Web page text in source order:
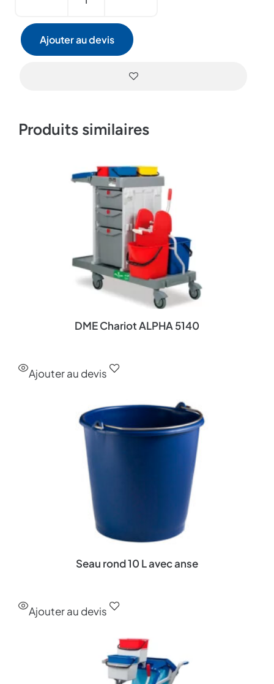
Ajouter au devis
Produits similaires
DME Chariot ALPHA 5140
Ajouter au devis
Seau rond 10 L avec anse
Ajouter au devis